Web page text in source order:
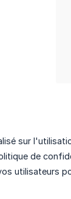
sur
de
utilisateurs